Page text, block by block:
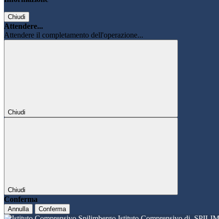
Chiudi
Attendere...
Attendere il completamento dell'operazione...
Chiudi
Chiudi
Conferma
Annulla Conferma